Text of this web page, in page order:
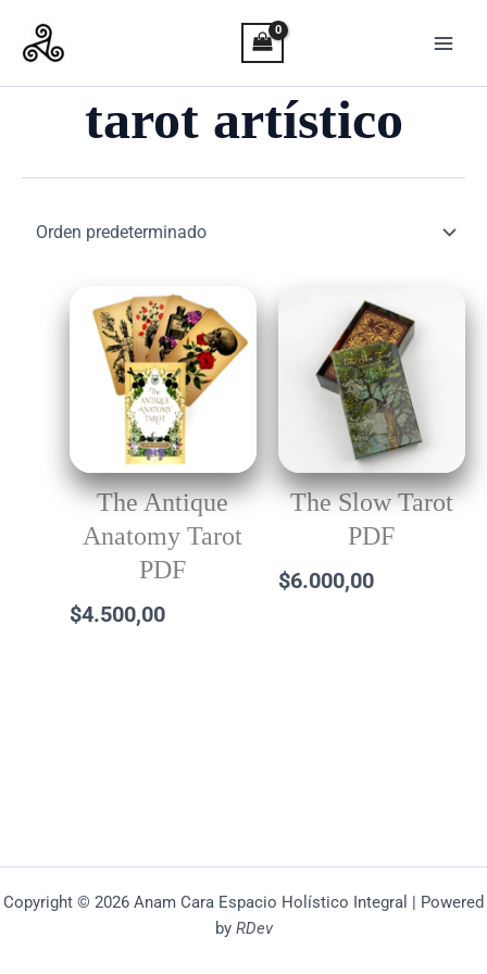
contenido
tarot artístico
The Antique
Anatomy Tarot
PDF
$4.500,00
The Slow Tarot
PDF
$6.000,00
Copyright © 2026 Anam Cara Espacio Holístico Integral | Powered
by RDev